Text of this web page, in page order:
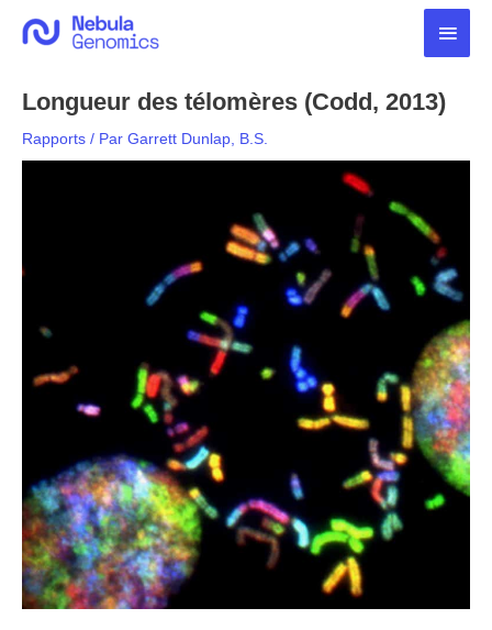
Longueur des télomères (Codd, 2013)
Rapports / Par Garrett Dunlap, B.S.